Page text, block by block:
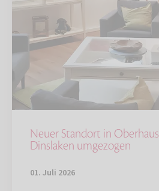
Neuer Standort in
Dinslaken umgezogen
01. Juli 2026